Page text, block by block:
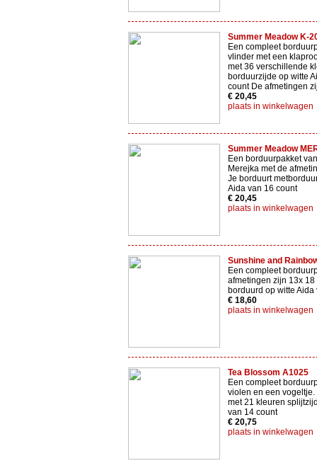
Summer Meadow K-
Een compleet
vlinder met een
met 36 verschillende
borduurzijde op witte
count De afmetingen
€ 20,45
plaats in winkelwagen
Summer Meadow
Een borduurpakket
Merejka met de
Je borduurt
Aida van 16 count
€ 20,45
plaats in winkelwagen
Sunshine and
Een compleet
afmetingen zijn 13x 18
borduurd op witte Aida
€ 18,60
plaats in winkelwagen
Tea Blossom A1025
Een compleet
violen en een vogeltje.
met 21 kleuren
van 14 count
€ 20,75
plaats in winkelwagen